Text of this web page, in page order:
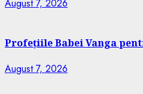
August 7, 2026
Profețiile Babei Vanga
August 7, 2026